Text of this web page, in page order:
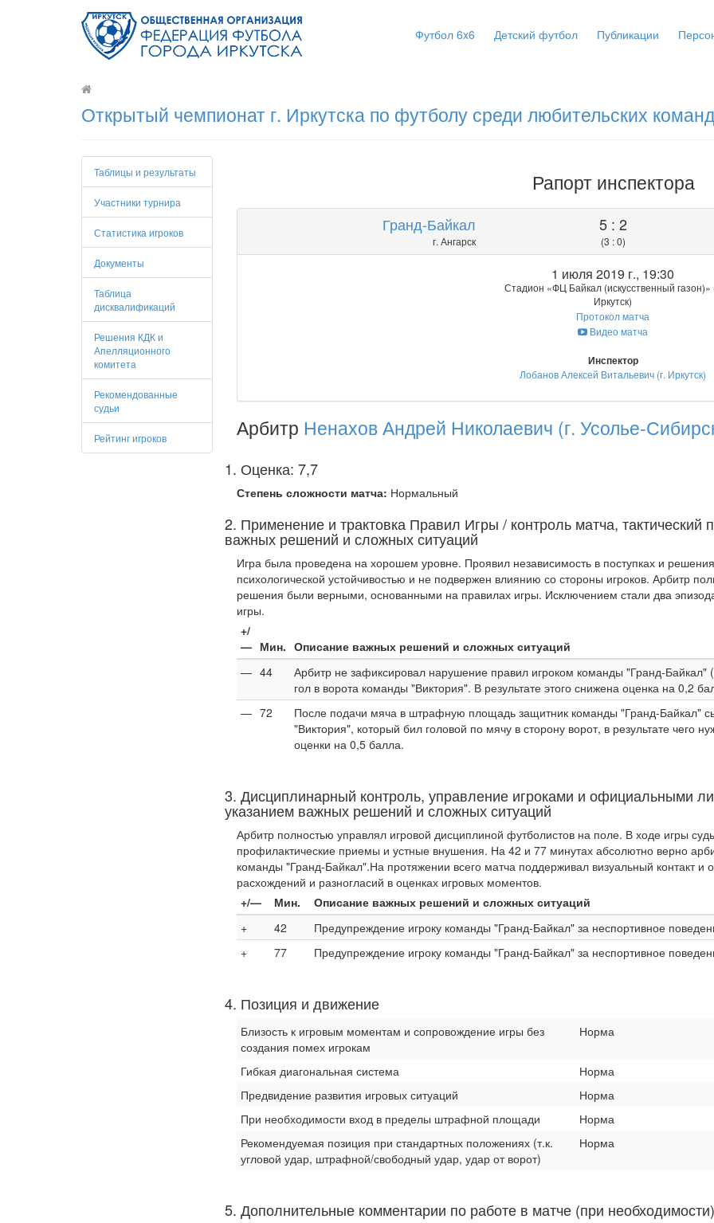
Футбол 6x6 Детский футбол Публикации
Открытый чемпионат г. Иркутска по футболу среди любительских
Таблицы и результаты
Участники турнира
Статистика игроков
Документы
Таблица
дисквалификаций
Решения КДК и
Апелляционного
комитета
Рекомендованные
судьи
Рейтинг игроков
Рапорт инспектора
Гранд-Байкал
г. Ангарск
5 : 2
(3 : 0)
1 июля 2019 г., 19:30
Стадион «ФЦ Байкал (искусственный газон)»
Иркутск)
Протокол матча
Видео матча
Инспектор
Лобанов Алексей Витальевич (г. Иркутск)
Арбитр Ненахов Андрей Николаевич (г. Усолье-
1. Оценка: 7,7
Степень сложности матча: Нормальный
2. Применение и трактовка Правил Игры / контроль матча, тактический
важных решений и сложных ситуаций
Игра была проведена на хорошем уровне. Проявил независимость в поступках и
психологической устойчивостью и не подвержен влиянию со стороны игроков. Арбитр
решения были верными, основанными на правилах игры. Исключением стали два
игры.
+/
— Мин. Описание важных решений и сложных ситуаций
— 44
Арбитр не зафиксировал нарушение правил игроком команды "Гранд-Байкал"
гол в ворота команды "Виктория". В результате этого снижена оценка на 0,2
— 72
После подачи мяча в штрафную площадь защитник команды "Гранд-Байкал"
"Виктория", который бил головой по мячу в сторону ворот, в результате чего
оценки на 0,5 балла.
3. Дисциплинарный контроль, управление игроками и официальными
указанием важных решений и сложных ситуаций
Арбитр полностью управлял игровой дисциплиной футболистов на поле. В ходе игры
профилактические приемы и устные внушения. На 42 и 77 минутах абсолютно верно
команды "Гранд-Байкал".На протяжении всего матча поддерживал визуальный контакт
расхождений и разногласий в оценках игровых моментов.
+/—
Мин.
Описание важных решений и сложных ситуаций
+
42
Предупреждение игроку команды "Гранд-Байкал" за неспортивное
+
77 Предупреждение игроку команды "Гранд-Байкал" за неспортивное
4. Позиция и движение
Близость к игровым моментам и сопровождение игры без
создания помех игрокам
Норма
Гибкая диагональная система
Норма
Предвидение развития игровых ситуаций
Норма
При необходимости вход в пределы штрафной площади
Норма
Рекомендуемая позиция при стандартных положениях (т.к.
угловой удар, штрафной/свободный удар, удар от ворот)
Норма
5. Дополнительные комментарии по работе в матче (при необходимости)